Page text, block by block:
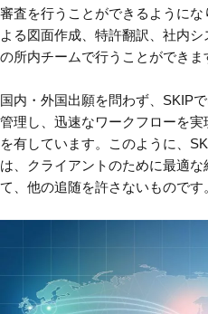
審査を行うことができるように
よる図面作成、特許翻訳、社内
の所内チームで行うことができま
国内・外国出願を問わず、SKIP
管理し、迅速なワークフローを
を有しています。このように、
は、クライアントのために最適
て、他の追随を許さないものです